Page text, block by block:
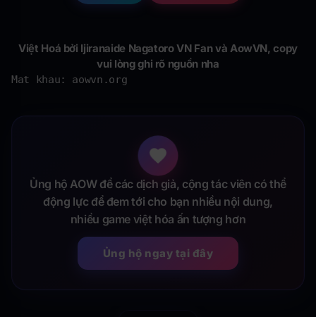
Việt Hoá bởi Ijiranaide Nagatoro VN Fan và AowVN, copy
vui lòng ghi rõ nguồn nha
Mat khau: aowvn.org
Ủng hộ AOW để các dịch giả, cộng tác viên có thể
động lực để đem tới cho bạn nhiều nội dung,
nhiều game việt hóa ấn tượng hơn
Ủng hộ ngay tại đây